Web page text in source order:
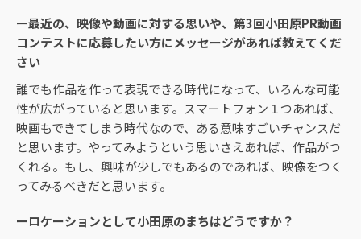
ー最近の、映像や動画に対する思いや、第3回小田原PR動画
コンテストに応募したい方にメッセージがあれば教えてくだ
さい
誰でも作品を作って表現できる時代になって、いろんな可能
性が広がっていると思います。スマートフォン１つあれば、
映画もできてしまう時代なので、ある意味すごいチャンスだ
と思います。やってみようという思いさえあれば、作品がつ
くれる。もし、興味が少しでもあるのであれば、映像をつく
ってみるべきだと思います。
ーロケーションとして小田原のまちはどうですか？